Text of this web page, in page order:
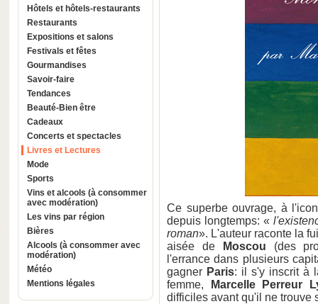
Hôtels et hôtels-restaurants
Restaurants
Expositions et salons
Festivals et fêtes
Gourmandises
Savoir-faire
Tendances
Beauté-Bien être
Cadeaux
Concerts et spectacles
Livres et Lectures
Mode
Sports
Vins et alcools (à consommer
avec modération)
Les vins par région
Bières
Alcools (à consommer avec
modération)
Météo
Mentions légales
Ce superbe ouvrage, à
depuis longtemps: «
roman». L'auteur raconte la
aisée de
Moscou (des
l'errance dans plusieurs
gagner Paris: il s'y inscrit à
femme,
Marcelle Perreur
difficiles avant qu'il ne trouve